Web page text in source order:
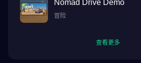
Nomad Drive Demo
冒险
查看更多